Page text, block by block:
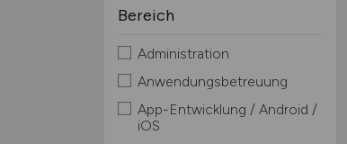
Bereich
Administration
Anwendungsbetreuung
App-Entwicklung / Android /
iOS